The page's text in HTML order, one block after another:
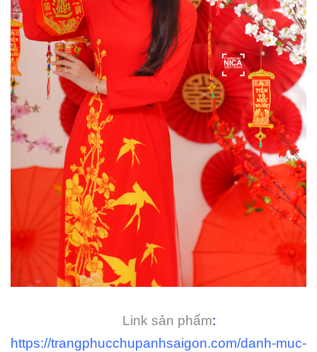
Link sản phẩm:
https://trangphucchupanhsaigon.com/danh-muc-